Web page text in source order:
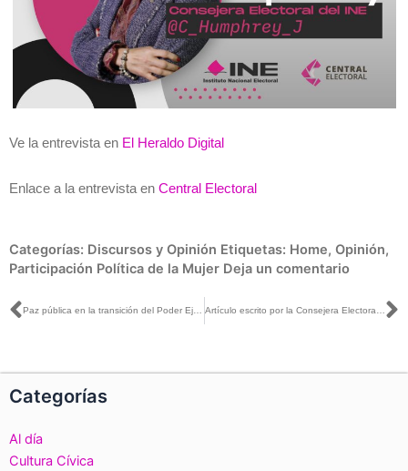
Ve la entrevista en El Heraldo Digital
Enlace a la entrevista en Central Electoral
Categorías: Discursos y Opinión Etiquetas: Home, Opinión,
Participación Política de la Mujer Deja un comentario
Ant Paz pública en la transición del Poder Ejecutivo y ayuntamientos en Durango Artículo escrito por la Consejera Electoral Carla Humphrey, titulado: «Convenios con el INE para la identificación de personas desaparecidas», publicada en La Silla Rota
Categorías
Al día
Cultura Cívica